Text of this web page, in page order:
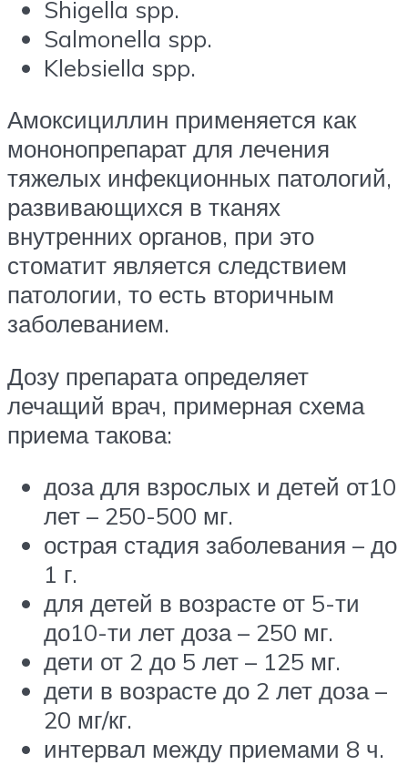
Shigella spp.
Salmonella spp.
Klebsiella spp.
Амоксициллин применяется как
мононопрепарат для лечения
тяжелых инфекционных патологий,
развивающихся в тканях
внутренних органов, при это
стоматит является следствием
патологии, то есть вторичным
заболеванием.
Дозу препарата определяет
лечащий врач, примерная схема
приема такова:
доза для взрослых и детей от10
лет – 250-500 мг.
острая стадия заболевания – до
1 г.
для детей в возрасте от 5-ти
до10-ти лет доза – 250 мг.
дети от 2 до 5 лет – 125 мг.
дети в возрасте до 2 лет доза –
20 мг/кг.
интервал между приемами 8 ч.